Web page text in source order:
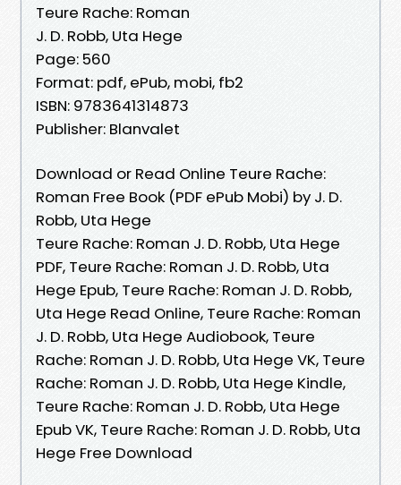
Teure Rache: Roman
J. D. Robb, Uta Hege
Page: 560
Format: pdf, ePub, mobi, fb2
ISBN: 9783641314873
Publisher: Blanvalet
Download or Read Online Teure Rache:
Roman Free Book (PDF ePub Mobi) by J. D.
Robb, Uta Hege
Teure Rache: Roman J. D. Robb, Uta Hege
PDF, Teure Rache: Roman J. D. Robb, Uta
Hege Epub, Teure Rache: Roman J. D. Robb,
Uta Hege Read Online, Teure Rache: Roman
J. D. Robb, Uta Hege Audiobook, Teure
Rache: Roman J. D. Robb, Uta Hege VK, Teure
Rache: Roman J. D. Robb, Uta Hege Kindle,
Teure Rache: Roman J. D. Robb, Uta Hege
Epub VK, Teure Rache: Roman J. D. Robb, Uta
Hege Free Download